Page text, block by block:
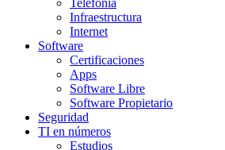
Telefonía
Infraestructura
Internet
Software
Certificaciones
Apps
Software Libre
Software Propietario
Seguridad
TI en números
Estudios